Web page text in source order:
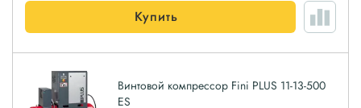
Купить
Винтовой компрессор Fini PLUS 11-13-500
ES